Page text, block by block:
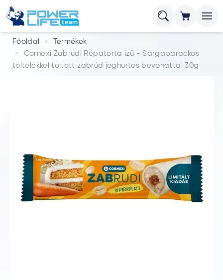
Főoldal
Termékek
Cornexi Zabrudi Répatorta izű - Sárgabarackos
töltelékkel töltött zabrúd joghurtos bevonattal 30g